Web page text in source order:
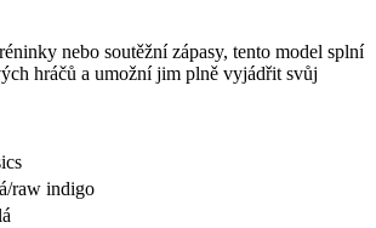
nebo soutěžní zápasy, tento model splní
hráčů a umožní jim plně vyjádřit svůj
raw indigo